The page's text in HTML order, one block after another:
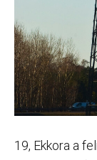
19, Ekkora a